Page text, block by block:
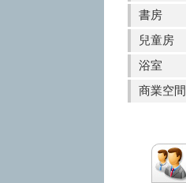
書房
兒童房
浴室
商業空間